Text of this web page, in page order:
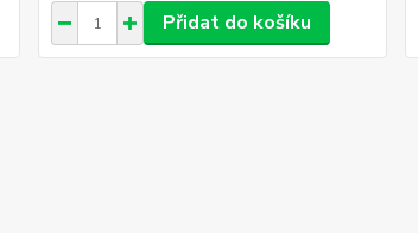
Přidat do košíku